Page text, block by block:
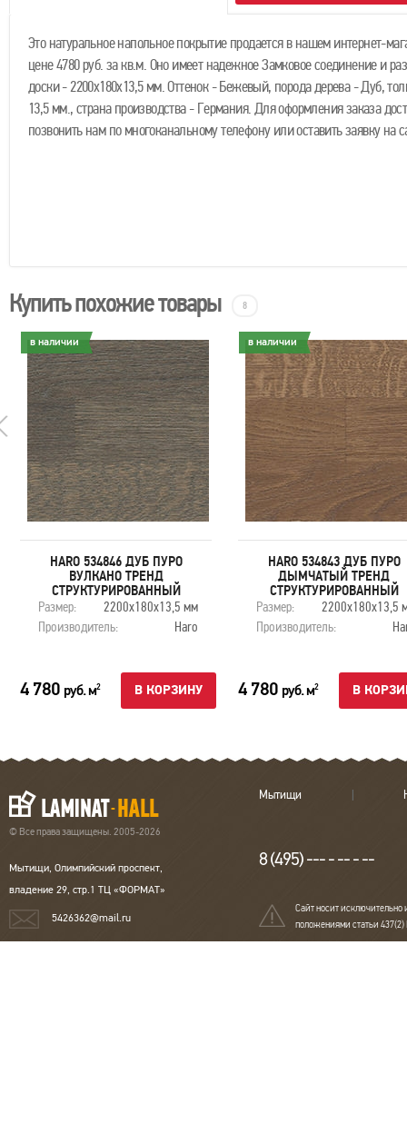
Это натуральное напольное покрытие продается в нашем интернет-
цене 4780 руб. за кв.м. Оно имеет надежное Замковое соединение и
доски - 2200х180х13,5 мм. Оттенок - Бежевый, порода дерева - Дуб,
13,5 мм., страна производства - Германия. Для оформления заказа
позвонить нам по многоканальному телефону или оставить заявку на
Купить похожие товары 8
в наличии
HARO 534846 ДУБ ПУРО
ВУЛКАНО ТРЕНД
СТРУКТУРИРОВАННЫЙ
Размер:
2200х180х13,5 мм
Производитель:
Haro
4 780 руб. м2 В КОРЗИНУ
в наличии
HARO 534843 ДУБ ПУРО
ДЫМЧАТЫЙ ТРЕНД
СТРУКТУРИРОВАННЫЙ
Размер:
2200х180х13,5
Производитель:
4 780 руб. м2 В
© Все права защищены. 2005-2026
Мытищи, Олимпийский проспект,
владение 29, стр.1 ТЦ «ФОРМАТ»
5426362@mail.ru
Мытищи
8 (495) --- - -- - --
Сайт носит исключительно
положениями статьи